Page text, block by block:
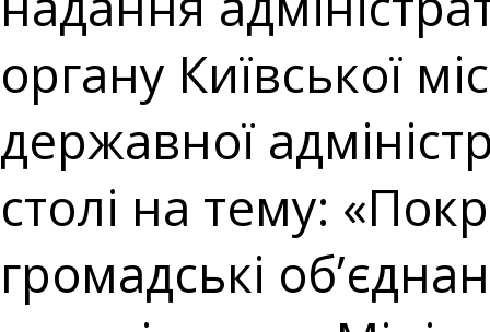
органу Київської
державної
столі на тему:
громадські